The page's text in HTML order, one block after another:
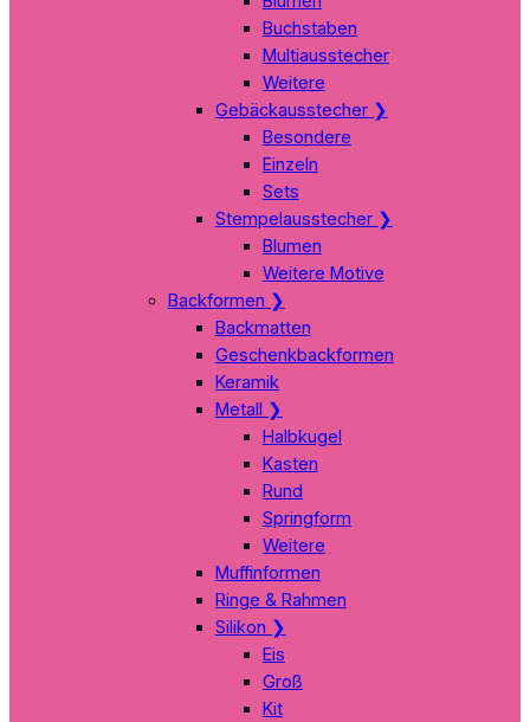
Buchstaben
Multiausstecher
Weitere
Gebäckausstecher ❯
Besondere
Einzeln
Sets
Stempelausstecher ❯
Blumen
Weitere Motive
Backformen ❯
Backmatten
Geschenkbackformen
Keramik
Metall ❯
Halbkugel
Kasten
Rund
Springform
Weitere
Muffinformen
Ringe & Rahmen
Silikon ❯
Eis
Groß
Kit